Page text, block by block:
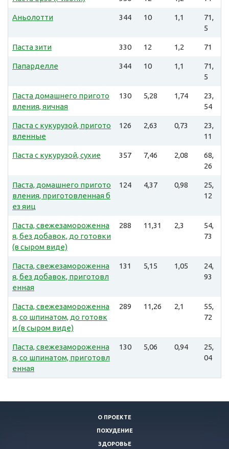
Аньолотти 344 10 1,1
71,
5
Паста зити 330 12 1,2 71
Папарделле 344 10 1,1
71,
5
Паста домашнего пригото
вления, яичная
130 5,28 1,74
23,
54
Паста с кукурузой, пригото
вленные
126 2,63 0,73
23,
11
Паста с кукурузой, сухие 357 7,46 2,08
68,
26
Паста, домашнего пригото
вления, приготовленная б
ез яиц
124 4,37 0,98
25,
12
Паста, свежезамороженна
я, без добавок, до готовки
(в сыром виде)
288 11,31 2,3
54,
73
Паста, свежезамороженна
я, без добавок, приготовл
енная
131 5,15 1,05
24,
93
Паста, свежезамороженна
я, со шпинатом, до готовк
и (в сыром виде)
289 11,26 2,1
55,
72
Паста, свежезамороженна
я, со шпинатом, приготовл
енная
130 5,06 0,94
25,
04
О ПРОЕКТЕ
ПОХУДЕНИЕ
ЗДОРОВЬЕ